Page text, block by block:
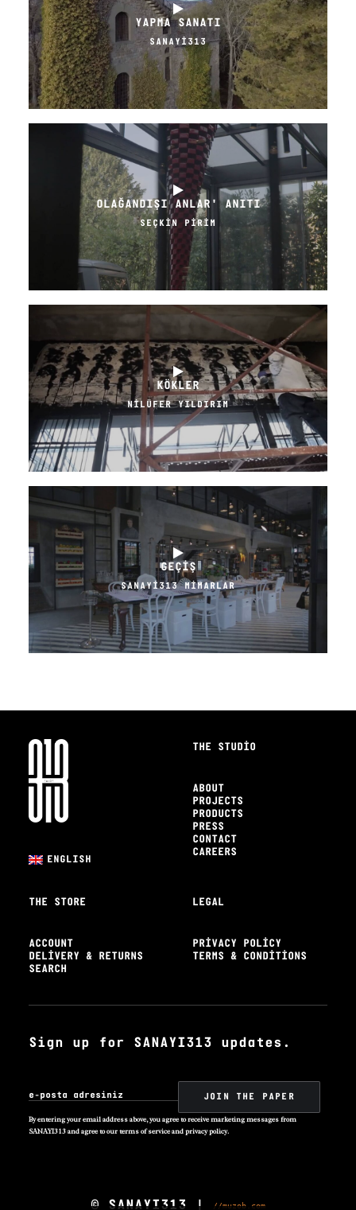
YAPMA SANATI
SANAYİ313
OLAĞANDIŞI ANLAR' ANITI
SEÇKİN PİRİM
KÖKLER
NİLÜFER YILDIRIM
GEÇİŞ
SANAYİ313 MİMARLAR
ENGLISH
THE STUDIO
ABOUT
PROJECTS
PRODUCTS
PRESS
CONTACT
CAREERS
THE STORE
ACCOUNT
DELIVERY & RETURNS
SEARCH
LEGAL
PRIVACY POLICY
TERMS & CONDITIONS
Sign up for SANAYI313 updates.
By entering your email address above, you agree to receive marketing messages from
SANAYI313 and agree to our terms of service and privacy policy.
© SANAYI313 | //muzob.com